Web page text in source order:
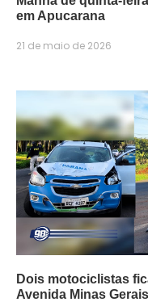
em Apucarana
21 de maio de 2026
Dois motociclistas
Avenida Minas